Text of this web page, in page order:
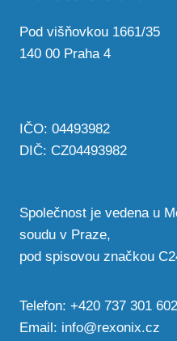
Pod višňovkou 1661/35
140 00 Praha 4
IČO: 04493982
DIČ: CZ04493982
Společnost je vedena u
soudu v Praze,
pod spisovou značkou
Telefon: +420 737 301 602
Email: info@rexonix.cz